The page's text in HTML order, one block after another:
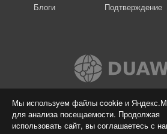
Мы используем файлы cookie и
для анализа посещаемости. Продолжая
использовать сайт, вы соглашаетесь с
Блоги
Подтверждение
Вконтакте
© 2009-2026 Я-пою
Музыкальный сайт